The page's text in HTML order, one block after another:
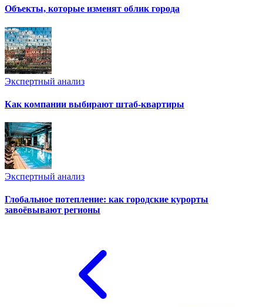
Объекты, которые изменят облик города
Экспертный анализ
Как компании выбирают штаб-квартиры
Экспертный анализ
Глобальное потепление: как городские курорты
завоёвывают регионы